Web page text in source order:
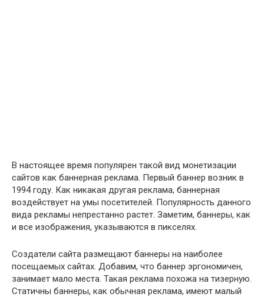
В настоящее время популярен такой вид монетизации
сайтов как баннерная реклама. Первый баннер возник в
1994 году. Как никакая другая реклама, баннерная
воздействует на умы посетителей. Популярность данного
вида рекламы непрестанно растет. Заметим, баннеры, как
и все изображения, указываются в пикселях.
Создатели сайта размещают баннеры на наиболее
посещаемых сайтах. Добавим, что баннер эргономичен,
занимает мало места. Такая реклама похожа на тизерную.
Статичны баннеры, как обычная реклама, имеют малый